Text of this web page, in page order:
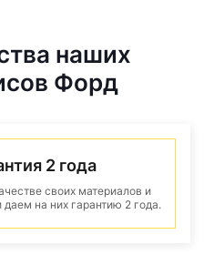
наших
Форд
2 года
своих материалов и
на них гарантию 2 года.